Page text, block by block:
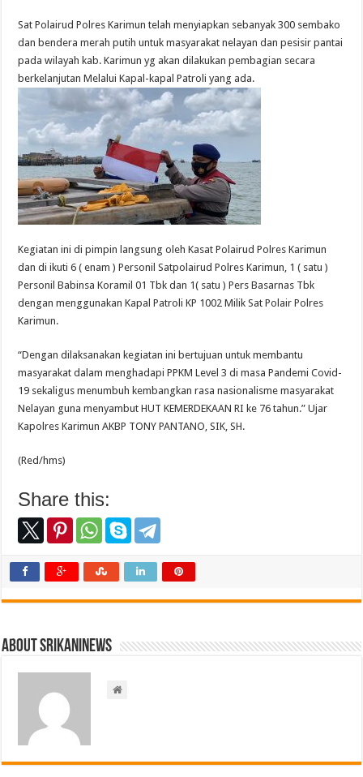
Sat Polairud Polres Karimun telah menyiapkan sebanyak 300 sembako
dan bendera merah putih untuk masyarakat nelayan dan pesisir pantai
pada wilayah kab. Karimun yg akan dilakukan pembagian secara
berkelanjutan Melalui Kapal-kapal Patroli yang ada.
Kegiatan ini di pimpin langsung oleh Kasat Polairud Polres Karimun
dan di ikuti 6 ( enam ) Personil Satpolairud Polres Karimun, 1 ( satu )
Personil Babinsa Koramil 01 Tbk dan 1( satu ) Pers Basarnas Tbk
dengan menggunakan Kapal Patroli KP 1002 Milik Sat Polair Polres
Karimun.
“Dengan dilaksanakan kegiatan ini bertujuan untuk membantu
masyarakat dalam menghadapi PPKM Level 3 di masa Pandemi Covid-
19 sekaligus menumbuh kembangkan rasa nasionalisme masyarakat
Nelayan guna menyambut HUT KEMERDEKAAN RI ke 76 tahun.” Ujar
Kapolres Karimun AKBP TONY PANTANO, SIK, SH.
(Red/hms)
Share this:
About srikaninews